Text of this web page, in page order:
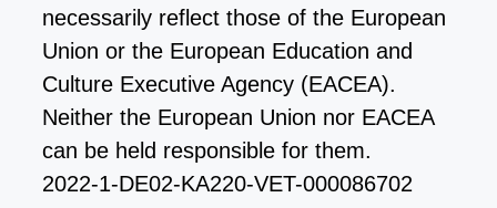
necessarily reflect those of the European
Union or the European Education and
Culture Executive Agency (EACEA).
Neither the European Union nor EACEA
can be held responsible for them.
2022-1-DE02-KA220-VET-000086702